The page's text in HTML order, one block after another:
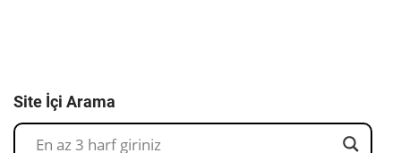
Site İçi Arama